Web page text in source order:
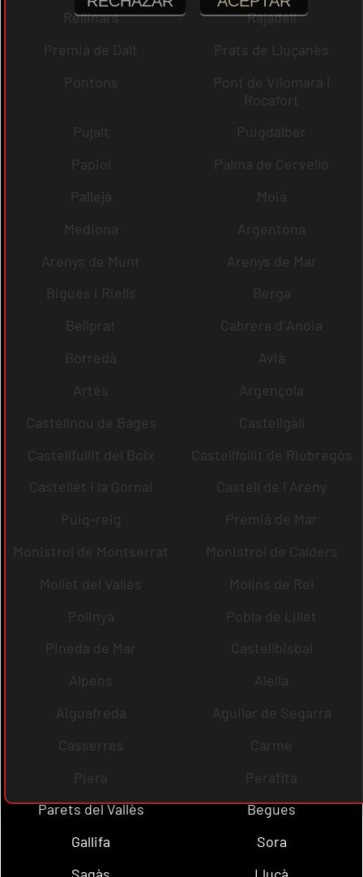
Rellinars
Rajadell
Premià de Dalt
Prats de Lluçanès
Pontons
Pont de Vilomara i
Rocafort
Pujalt
Puigdàlber
Papiol
Palma de Cervelló
Pallejà
Moià
Mediona
Argentona
Arenys de Munt
Arenys de Mar
Bigues i Riells
Berga
Bellprat
Cabrera d´Anoia
Borredà
Avià
Artés
Argençola
Castellnou de Bages
Castellgalí
Castellfullit del Boix
Castellfollit de Riubregós
Castellet i la Gornal
Castell de l´Areny
Puig-reig
Premià de Mar
Monistrol de Montserrat
Monistrol de Calders
Mollet del Vallès
Molins de Rei
Polinyà
Pobla de Lillet
Pineda de Mar
Castellbisbal
Alpens
Alella
Aiguafreda
Aguilar de Segarra
Casserres
Carme
Piera
Perafita
Parets del Vallès
Begues
Gallifa
Sora